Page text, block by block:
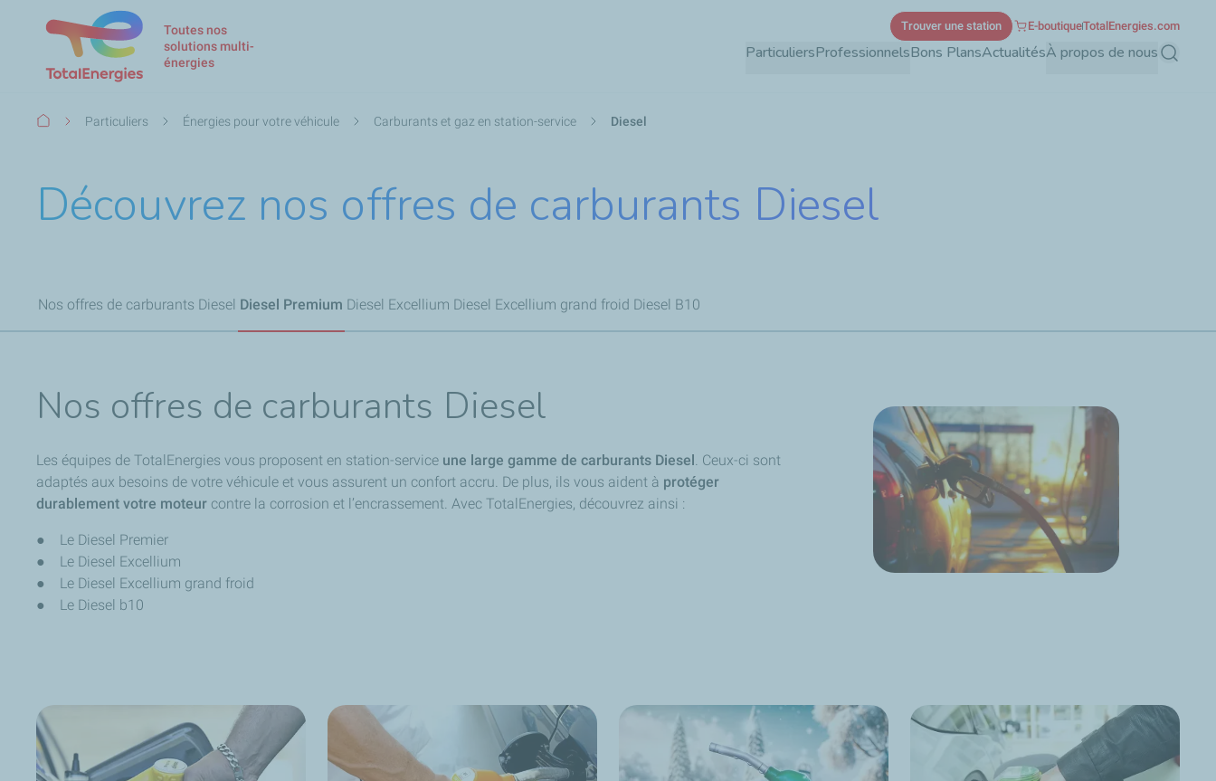
Toutes nos
solutions multi-
énergies
ParticuliersProfessionnelsBons PlansActualitésÀ propos de nous
Trouver une station E-boutiqueTotalEnergies.com
Fil
Particuliers Énergies pour votre véhicule Carburants et gaz en station-service Diesel
Découvrez nos offres de carburants Diesel
Nos offres de carburants Diesel Diesel Premium Diesel Excellium Diesel Excellium grand froid Diesel B10
Nos offres de carburants Diesel
Les équipes de TotalEnergies vous proposent en station-service une large gamme de carburants Diesel . Ceux-ci sont
adaptés aux besoins de votre véhicule et vous assurent un confort accru. De plus, ils vous aident à protéger
durablement votre moteur contre la corrosion et l’encrassement. Avec TotalEnergies, découvrez ainsi :
● Le Diesel Premier
● Le Diesel Excellium
● Le Diesel Excellium grand froid
● Le Diesel b10